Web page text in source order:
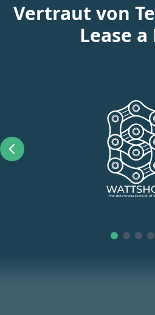
Vertraut von
Lease a